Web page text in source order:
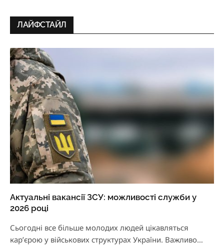
ЛАЙФСТАЙЛ
Актуальні вакансії ЗСУ: можливості служби у
2026 році
Сьогодні все більше молодих людей цікавляться
кар’єрою у військових структурах України. Важливо